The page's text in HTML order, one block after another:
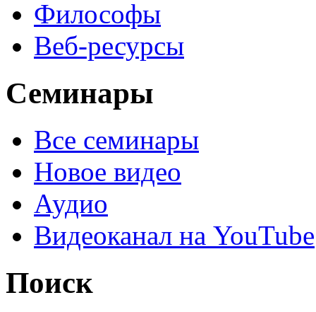
Философы
Веб-ресурсы
Семинары
Все семинары
Новое видео
Аудио
Видеоканал на YouTube
Поиск